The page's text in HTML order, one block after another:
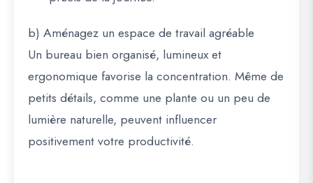
b) Aménagez un espace de travail agréable
Un bureau bien organisé, lumineux et
ergonomique favorise la concentration. Même de
petits détails, comme une plante ou un peu de
lumière naturelle, peuvent influencer
positivement votre productivité.